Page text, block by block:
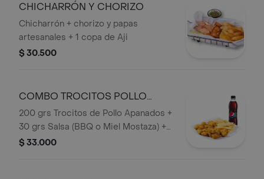
CHICHARRÓN Y CHORIZO
Chicharrón + chorizo y papas
artesanales + 1 copa de Aji
$ 30.500
COMBO TROCITOS POLLO
APANADOS
200 grs Trocitos de Pollo Apanados +
30 grs Salsa (BBQ o Miel Mostaza) +
Francesa o Papa Artesanal+ Bebida
$ 33.000